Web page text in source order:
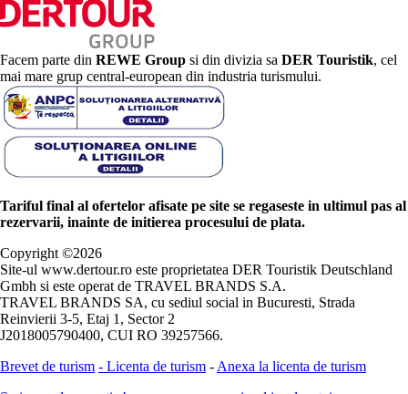
Facem parte din REWE Group si din divizia sa DER Touristik, cel
mai mare grup central-european din industria turismului.
Tariful final al ofertelor afisate pe site se regaseste in ultimul pas al
rezervarii, inainte de initierea procesului de plata.
Copyright ©2026
Site-ul www.dertour.ro este proprietatea DER Touristik Deutschland
Gmbh si este operat de TRAVEL BRANDS S.A.
TRAVEL BRANDS SA, cu sediul social in Bucuresti, Strada
Reinvierii 3-5, Etaj 1, Sector 2
J2018005790400, CUI RO 39257566.
Brevet de turism - Licenta de turism - Anexa la licenta de turism